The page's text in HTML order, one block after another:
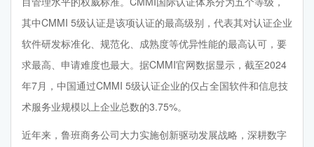
其中CMMI 5级认证是该项认证的最高级别，代表其对认证企业
软件研发标准化、规范化、成熟度等优异性能的最高认可，要
求最高、申请难度也最大。据CMMI官网数据显示，截至2024
年7月，中国通过CMMI 5级认证企业的仅占全国软件和信息技
术服务业规模以上企业总数的3.75%。
近年来，鲁班商务公司大力实施创新驱动发展战略，深耕数字